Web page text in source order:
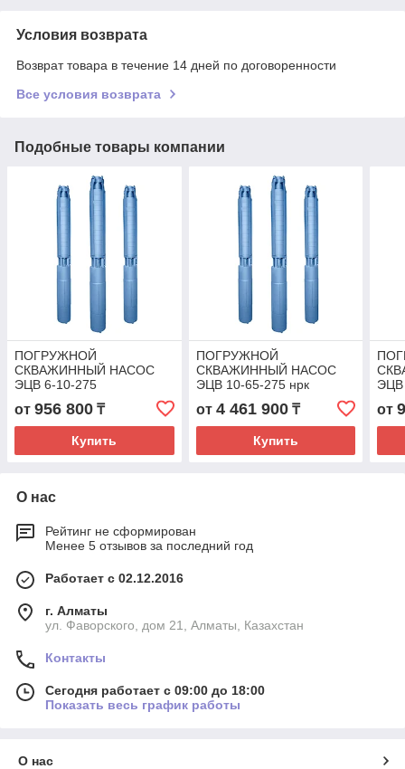
Условия возврата
Возврат товара в течение 14 дней по договоренности
Все условия возврата
Подобные товары компании
ПОГРУЖНОЙ
СКВАЖИННЫЙ НАСОС
ЭЦВ 6-10-275
от 956 800 ₸
Купить
ПОГРУЖНОЙ
СКВАЖИННЫЙ НАСОС
ЭЦВ 10-65-275 нрк
от 4 461 900₸
Купить
ЭЦВ
от
О нас
Рейтинг не сформирован
Менее 5 отзывов за последний год
Работает с 02.12.2016
г. Алматы
ул. Фаворского, дом 21, Алматы, Казахстан
Контакты
Сегодня работает с 09:00 до 18:00
Показать весь график работы
О нас